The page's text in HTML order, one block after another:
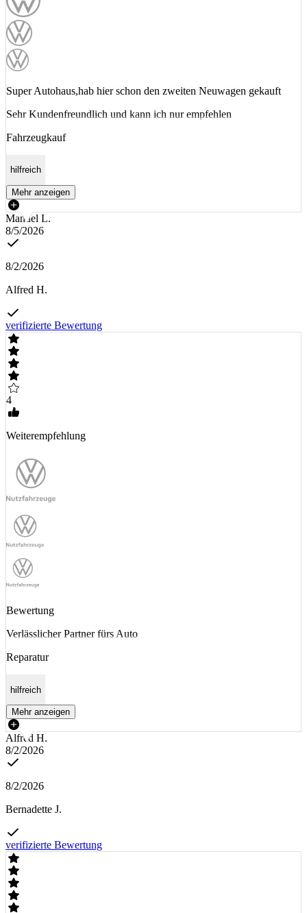
Super Autohaus,hab hier schon den zweiten Neuwagen gekauft
Sehr Kundenfreundlich und kann ich nur empfehlen
Fahrzeugkauf
hilfreich
Mehr anzeigen
Manuel L.
8/5/2026
8/2/2026
Alfred H.
verifizierte Bewertung
4
Weiterempfehlung
Bewertung
Verlässlicher Partner fürs Auto
Reparatur
hilfreich
Mehr anzeigen
Alfred H.
8/2/2026
8/2/2026
Bernadette J.
verifizierte Bewertung